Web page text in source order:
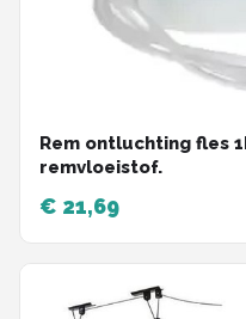
Rem ontluchting fles
remvloeistof.
€ 21,69